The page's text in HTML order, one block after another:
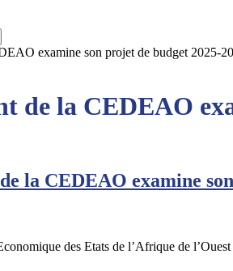
examine son projet de budget 2025-
de la CEDEAO
la CEDEAO examine
des Etats de l’Afrique de